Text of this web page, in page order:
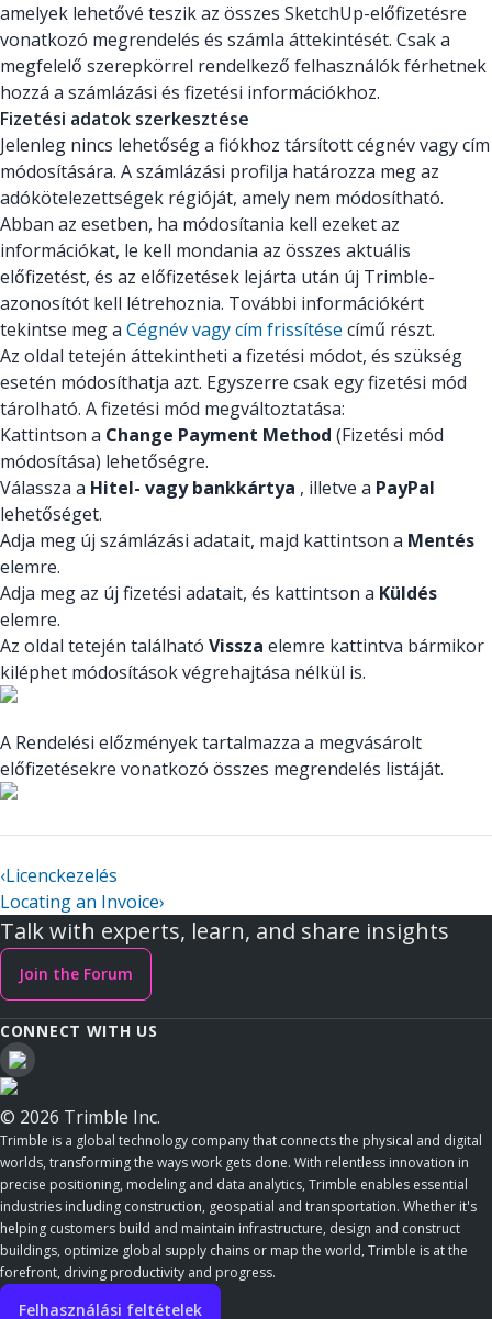
amelyek lehetővé teszik az összes SketchUp-előfizetésre
vonatkozó megrendelés és számla áttekintését. Csak a
megfelelő szerepkörrel rendelkező felhasználók férhetnek
hozzá a számlázási és fizetési információkhoz.
Fizetési adatok szerkesztése
Jelenleg nincs lehetőség a fiókhoz társított cégnév vagy cím
módosítására. A számlázási profilja határozza meg az
adókötelezettségek régióját, amely nem módosítható.
Abban az esetben, ha módosítania kell ezeket az
információkat, le kell mondania az összes aktuális
előfizetést, és az előfizetések lejárta után új Trimble-
azonosítót kell létrehoznia. További információkért
tekintse meg a Cégnév vagy cím frissítése című részt.
Az oldal tetején áttekintheti a fizetési módot, és szükség
esetén módosíthatja azt. Egyszerre csak egy fizetési mód
tárolható. A fizetési mód megváltoztatása:
Kattintson a Change Payment Method (Fizetési mód
módosítása) lehetőségre.
Válassza a Hitel- vagy bankkártya , illetve a PayPal
lehetőséget.
Adja meg új számlázási adatait, majd kattintson a Mentés
elemre.
Adja meg az új fizetési adatait, és kattintson a Küldés
elemre.
Az oldal tetején található Vissza elemre kattintva bármikor
kiléphet módosítások végrehajtása nélkül is.
A Rendelési előzmények tartalmazza a megvásárolt
előfizetésekre vonatkozó összes megrendelés listáját.
‹Licenckezelés
Locating an Invoice›
Talk with experts, learn, and share insights
Join the Forum
CONNECT WITH US
© 2026 Trimble Inc.
Trimble is a global technology company that connects the physical and digital
worlds, transforming the ways work gets done. With relentless innovation in
precise positioning, modeling and data analytics, Trimble enables essential
industries including construction, geospatial and transportation. Whether it's
helping customers build and maintain infrastructure, design and construct
buildings, optimize global supply chains or map the world, Trimble is at the
forefront, driving productivity and progress.
Felhasználási feltételek